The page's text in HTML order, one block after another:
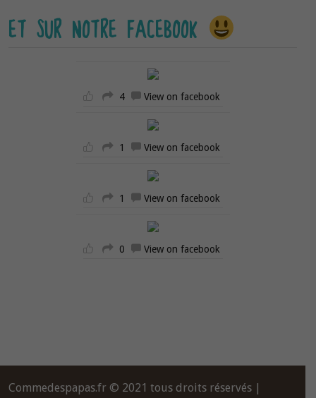
ET SUR NOTRE FACEBOOK
4 View on facebook
1 View on facebook
1 View on facebook
0 View on facebook
Commedespapas.fr © 2021 tous droits réservés |